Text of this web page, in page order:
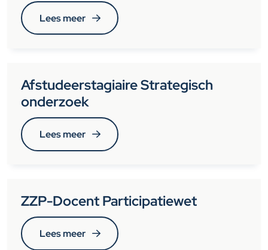
Lees meer
Afstudeerstagiaire Strategisch
onderzoek
Lees meer
ZZP-Docent Participatiewet
Lees meer